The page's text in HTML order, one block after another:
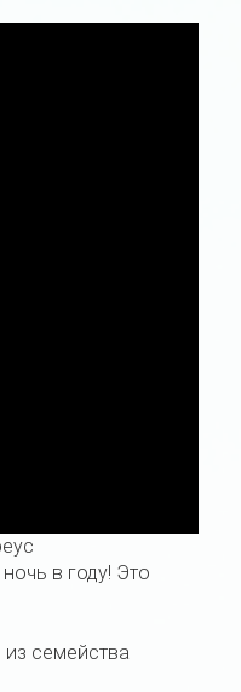
в году! Это
из семейства